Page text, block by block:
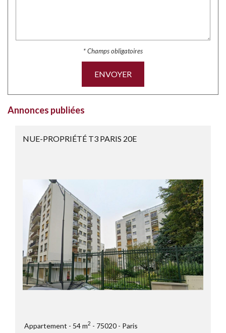
* Champs obligatoires
ENVOYER
Annonces publiées
NUE-PROPRIÉTÉ T3 PARIS 20E
Appartement 54 m2 75020 Paris